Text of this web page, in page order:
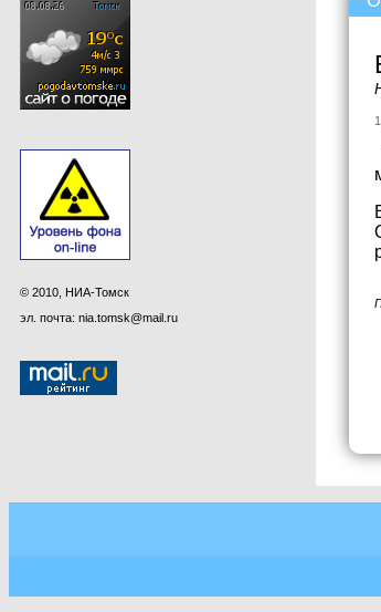
© 2010, НИА-Томск
эл. почта: nia.tomsk@mail.ru